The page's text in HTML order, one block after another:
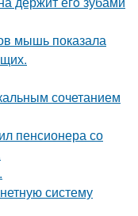
мышь показала
сочетанием
пенсионера со
систему